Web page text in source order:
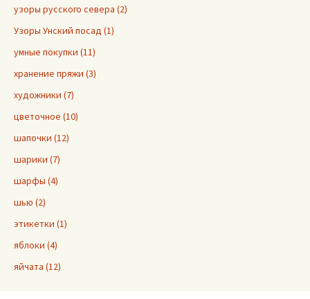
узоры русского севера (2)
Узоры Унский посад (1)
умные покупки (11)
хранение пряжи (3)
художники (7)
цветочное (10)
шапочки (12)
шарики (7)
шарфы (4)
шью (2)
этикетки (1)
яблоки (4)
яйчата (12)